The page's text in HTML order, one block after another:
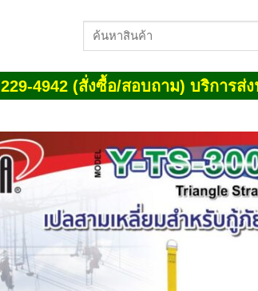
ค้นหา:
4942 (สั่งซื้อ/สอบถาม) บริการส่
Add
wishlist